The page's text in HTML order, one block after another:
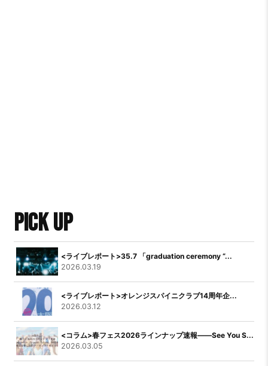
PICK UP
<ライブレポート>35.7 「graduation ceremony “...
2026.03.19
<ライブレポート>オレンジスパイニクラブ14周年企...
2026.03.12
<コラム>春フェス2026ラインナップ速報――See You S...
2026.03.05